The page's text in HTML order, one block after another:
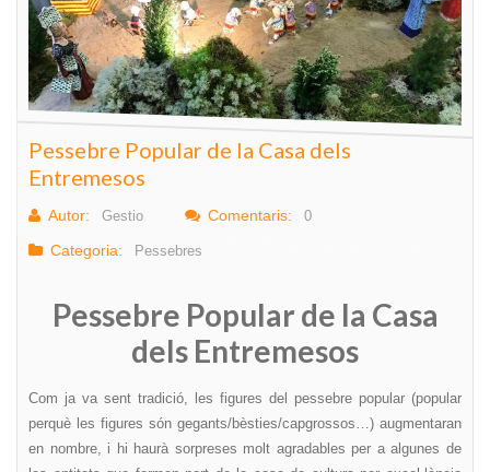
Pessebre Popular de la Casa dels
Entremesos
Autor: Gestio Comentaris: 0
Categoria: Pessebres
Pessebre Popular de la Casa
dels Entremesos
Com ja va sent tradició, les figures del pessebre popular (popular
perquè les figures són gegants/bèsties/capgrossos…) augmentaran
en nombre, i hi haurà sorpreses molt agradables per a algunes de